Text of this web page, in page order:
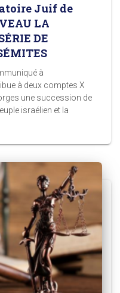
Juif de
LA
DE
à
à deux comptes X
une succession de
israélien et la